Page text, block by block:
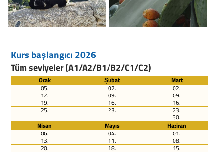
Kurs başlangıcı 2026
Tüm seviyeler (A1/A2/B1/B2/C1/C2)
Ocak Șubat
Mart
05.
02. 02.
12. 09. 09.
19. 16. 16.
25. 23. 23.
30.
Nisan
Mayıs
Haziran
06.
04. 01.
13. 11. 08.
20. 18. 15.